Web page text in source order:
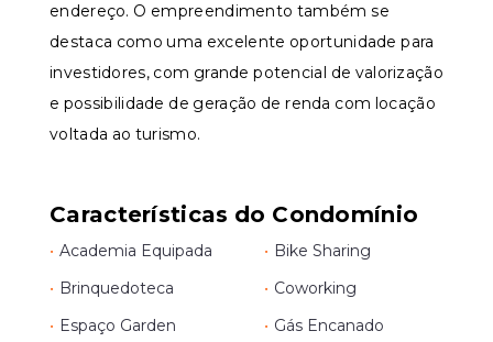
endereço. O empreendimento também se
destaca como uma excelente oportunidade para
investidores, com grande potencial de valorização
e possibilidade de geração de renda com locação
voltada ao turismo.
Características do Condomínio
• Academia Equipada • Bike Sharing
• Brinquedoteca • Coworking
• Espaço Garden • Gás Encanado